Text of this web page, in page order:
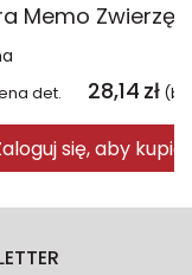
Memo
det. 28,14 zł
się, aby kupić